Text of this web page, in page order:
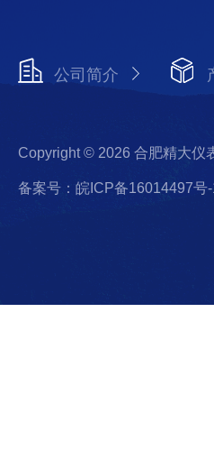
公司简介
Copyright © 2026 合肥精大仪
备案号：皖ICP备16014497号